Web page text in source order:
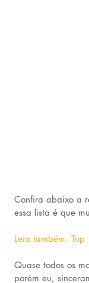
Confira abaixo a
essa lista é que
Leia também: Top
Quase todos os
porém eu,